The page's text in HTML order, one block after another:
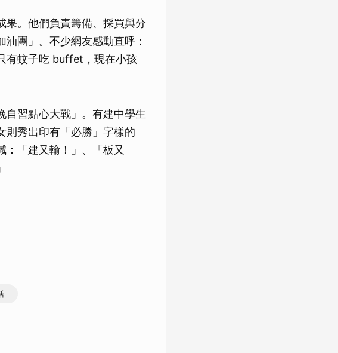
果。他們負責籌備、採買與分
團」。不少網友感動直呼：
有蚊子吃 buffet，現在小孩
自習點心大戰」。有建中學生
則秀出印有「必勝」字樣的
：「建又輸！」、「板又